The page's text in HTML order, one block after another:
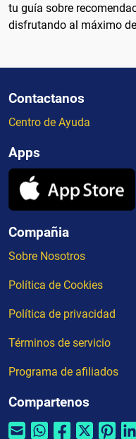
tu guía sobre
disfrutando al máximo
Contactanos
Centro de Ayuda
Apps
Compañia
Sobre Nosotros
Política de Cookies
Política de privacidad
Términos de servicio
Programa de afiliados
Compartenos